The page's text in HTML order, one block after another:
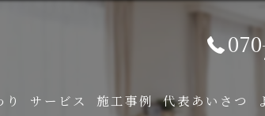
り サービス 施工事例 代表あいさつ